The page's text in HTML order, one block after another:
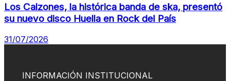
Los Calzones, la histórica banda de ska, presentó
su nuevo disco Huella en Rock del País
31/07/2026
INFORMACIÓN INSTITUCIONAL